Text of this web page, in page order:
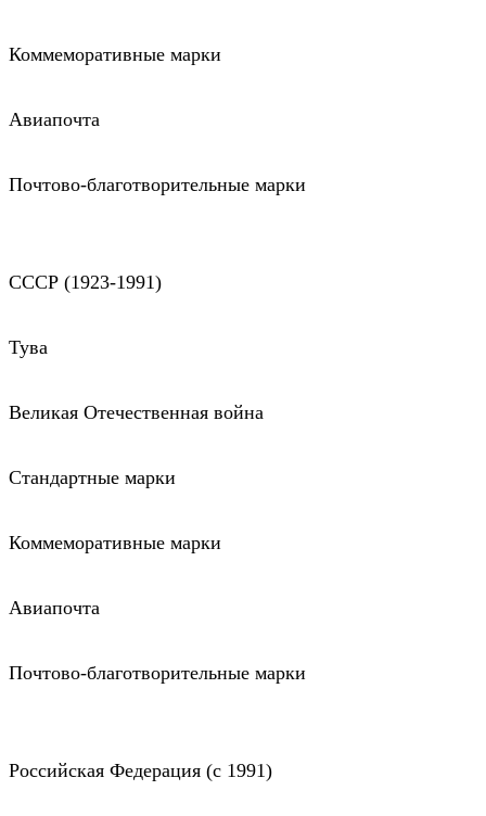
Коммеморативные марки
Авиапочта
Почтово-благотворительные марки
СССР (1923-1991)
Тува
Великая Отечественная война
Стандартные марки
Коммеморативные марки
Авиапочта
Почтово-благотворительные марки
Российская Федерация (c 1991)